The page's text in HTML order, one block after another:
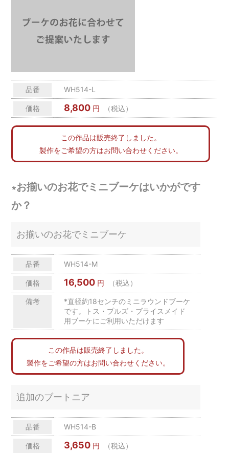
品番 WH514-L
価格 8,800 円 （税込）
この作品は販売終了しました。
製作をご希望の方はお問い合わせください。
∗お揃いのお花でミニブーケはいかがです
か？
お揃いのお花でミニブーケ
品番 WH514-M
価格 16,500 円 （税込）
備考
*直径約18センチのミニラウンドブーケ
です。トス・プルズ・ブライスメイド
用ブーケにご利用いただけます
この作品は販売終了しました。
製作をご希望の方はお問い合わせください。
追加のブートニア
品番 WH514-B
価格 3,650 円 （税込）